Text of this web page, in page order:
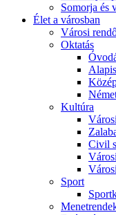
Somorja és
Élet a városban
Városi
Oktatás
Kultúra
Civil
Sport